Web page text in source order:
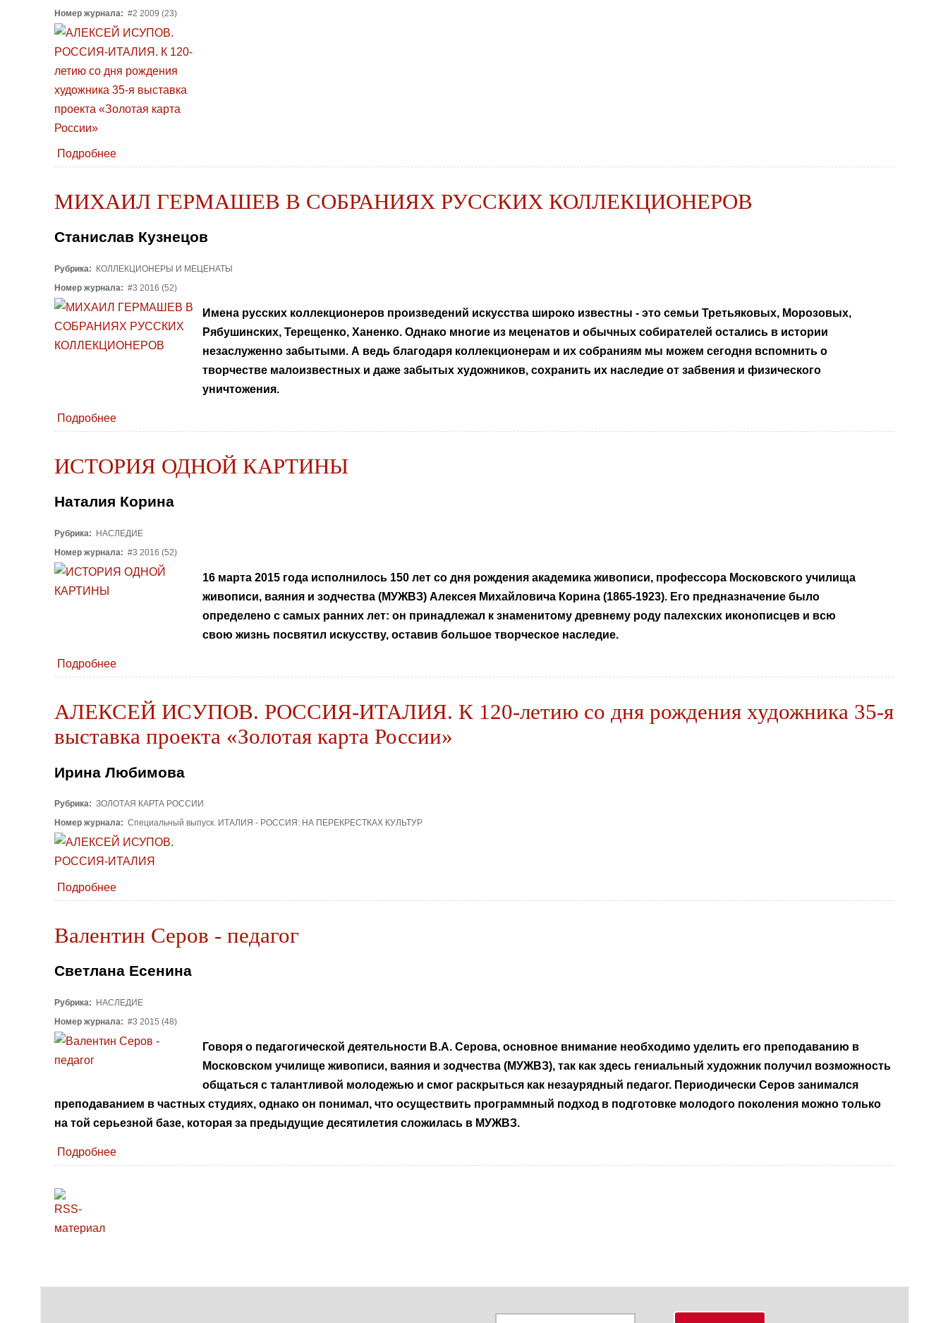
Номер журнала: #2 2009 (23)
Подробнее
МИХАИЛ ГЕРМАШЕВ В СОБРАНИЯХ РУССКИХ КОЛЛЕКЦИОНЕРОВ
Станислав Кузнецов
Рубрика:
КОЛЛЕКЦИОНЕРЫ И МЕЦЕНАТЫ
Номер журнала: #3 2016 (52)
Имена русских коллекционеров произведений искусства широко известны - это семьи Третьяковых, Морозовых,
Рябушинских, Терещенко, Ханенко. Однако многие из меценатов и обычных собирателей остались в истории
незаслуженно забытыми. А ведь благодаря коллекционерам и их собраниям мы можем сегодня вспомнить о
творчестве малоизвестных и даже забытых художников, сохранить их наследие от забвения и физического
уничтожения.
Подробнее
ИСТОРИЯ ОДНОЙ КАРТИНЫ
Наталия Корина
Рубрика:
НАСЛЕДИЕ
Номер журнала: #3 2016 (52)
16 марта 2015 года исполнилось 150 лет со дня рождения академика живописи, профессора Московского училища
живописи, ваяния и зодчества (МУЖВЗ) Алексея Михайловича Корина (1865-1923). Его предназначение было
определено с самых ранних лет: он принадлежал к знаменитому древнему роду палехских иконописцев и всю
свою жизнь посвятил искусству, оставив большое творческое наследие.
Подробнее
АЛЕКСЕЙ ИСУПОВ. РОССИЯ-ИТАЛИЯ. К 120-летию со дня рождения художника 35-я
выставка проекта «Золотая карта России»
Ирина Любимова
Рубрика: ЗОЛОТАЯ КАРТА РОССИИ
Номер журнала: Специальный выпуск. ИТАЛИЯ - РОССИЯ: НА ПЕРЕКРЕСТКАХ КУЛЬТУР
Подробнее
Валентин Серов - педагог
Светлана Есенина
Рубрика: НАСЛЕДИЕ
Номер журнала: #3 2015 (48)
Говоря о педагогической деятельности В.А. Серова, основное внимание необходимо уделить его преподаванию в
Московском училище живописи, ваяния и зодчества (МУЖВЗ), так как здесь гениальный художник получил возможность
общаться с талантливой молодежью и смог раскрыться как незаурядный педагог. Периодически Серов занимался
преподаванием в частных студиях, однако он понимал, что осуществить программный подход в подготовке молодого поколения можно только
на той серьезной базе, которая за предыдущие десятилетия сложилась в МУЖВЗ.
Подробнее